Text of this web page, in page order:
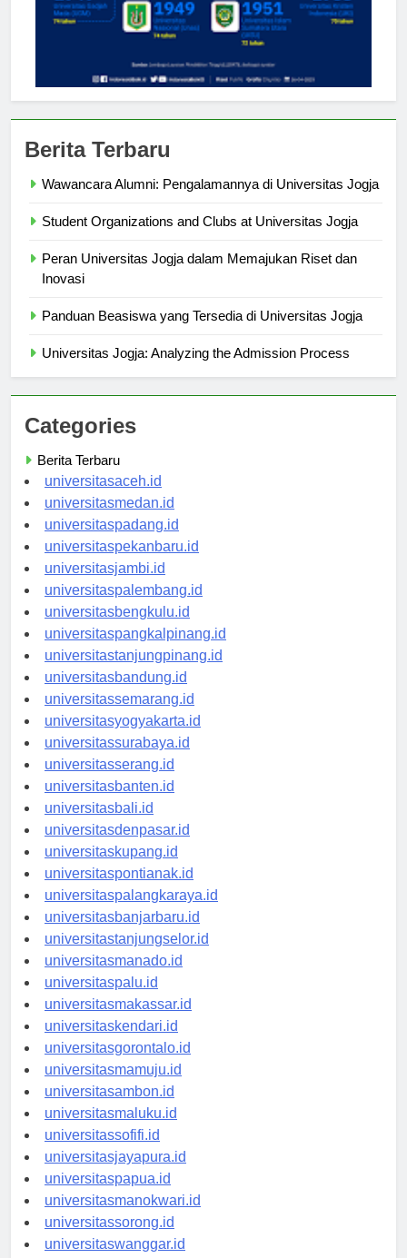
Berita Terbaru
Peran Universitas Jogja dalam Memajukan Riset dan
Categories
Berita Terbaru
universitasaceh.id
universitasmedan.id
universitaspadang.id
universitaspekanbaru.id
universitasjambi.id
universitaspalembang.id
universitasbengkulu.id
universitaspangkalpinang.id
universitastanjungpinang.id
universitasbandung.id
universitassemarang.id
universitasyogyakarta.id
universitassurabaya.id
universitasserang.id
universitasbanten.id
universitasbali.id
universitasdenpasar.id
universitaskupang.id
universitaspontianak.id
universitaspalangkaraya.id
universitasbanjarbaru.id
universitastanjungselor.id
universitasmanado.id
universitaspalu.id
universitasmakassar.id
universitaskendari.id
universitasgorontalo.id
universitasmamuju.id
universitasambon.id
universitasmaluku.id
universitassofifi.id
universitasjayapura.id
universitaspapua.id
universitasmanokwari.id
universitassorong.id